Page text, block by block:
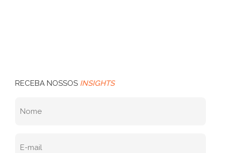
RECEBA NOSSOS INSIGHTS